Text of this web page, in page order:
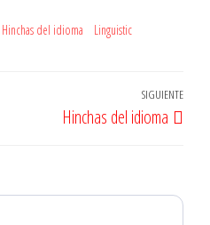
Hinchas del idioma
Linguistic
SIGUIENTE
Hinchas del idioma